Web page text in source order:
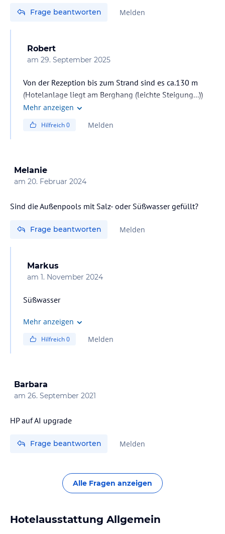
Frage beantworten Melden
Robert
am 29. September 2025
Von der Rezeption bis zum Strand sind es ca.130 m
(Hotelanlage liegt am Berghang (leichte Steigung...))
Upgrade Cool Living Selection war bei uns nicht
2400 Uhr inkludiert, Themenlokale waren wählbar usw.
Mehr anzeigen
Hilfreich0 Melden
Melanie
am 20. Februar 2024
Sind die Außenpools mit Salz- oder Süßwasser gefüllt?
Frage beantworten Melden
Markus
am 1. November 2024
Süßwasser
Mehr anzeigen
Hilfreich0 Melden
Barbara
am 26. September 2021
HP auf AI upgrade
Frage beantworten Melden
Alle Fragen anzeigen
Hotelausstattung Allgemein